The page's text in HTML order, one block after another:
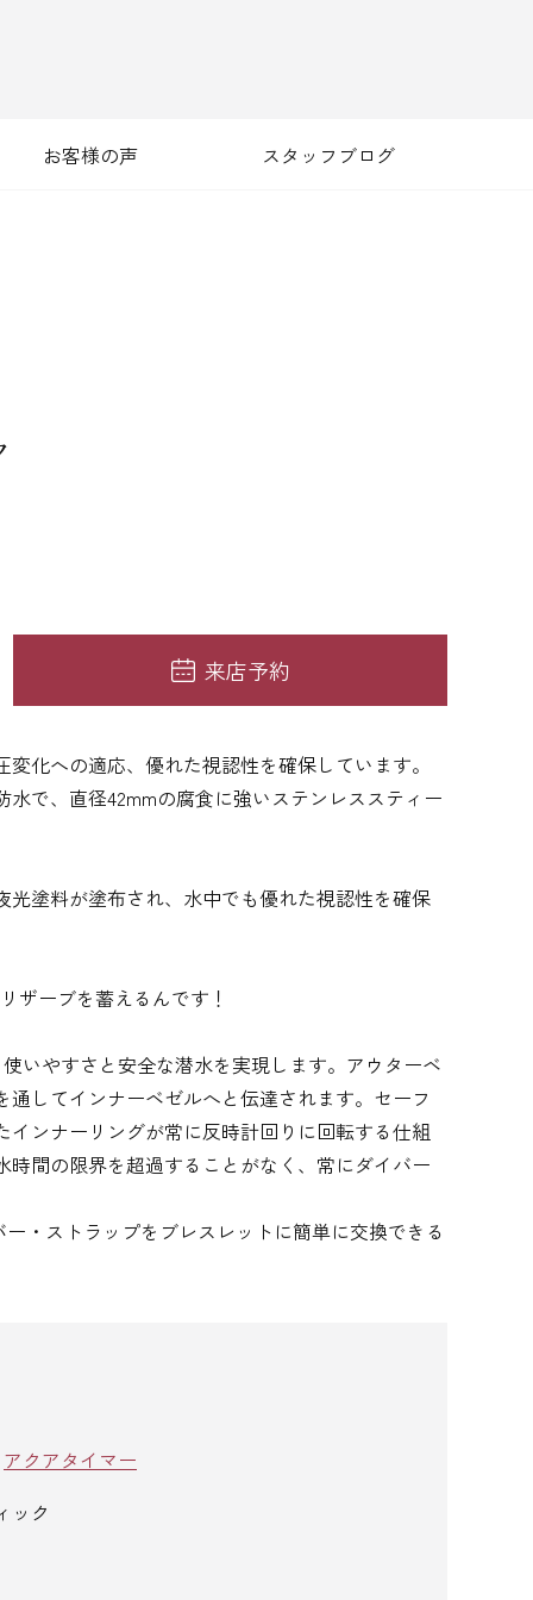
お客様の声 スタッフブログ
来店予約
化への適応、優れた視認性を確保しています。
水で、直径42mmの腐食に強いステンレススティー
塗料が塗布され、水中でも優れた視認性を確保
ザーブを蓄えるんです！
いやすさと安全な潜水を実現します。アウターベ
してインナーベゼルへと伝達されます。セーフ
ンナーリングが常に反時計回りに回転する仕組
間の限界を超過することがなく、常にダイバー
・ストラップをブレスレットに簡単に交換できる
アクアタイマー
ック